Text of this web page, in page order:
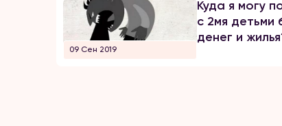
09 Сен 2019
Куда я могу
с 2мя детьми
денег и